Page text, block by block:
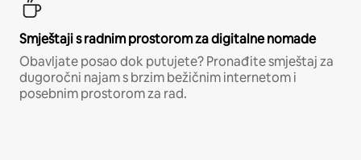
Smještaji s radnim prostorom za digitalne nomade
Obavljate posao dok putujete? Pronađite smještaj za
dugoročni najam s brzim bežičnim internetom i
posebnim prostorom za rad.